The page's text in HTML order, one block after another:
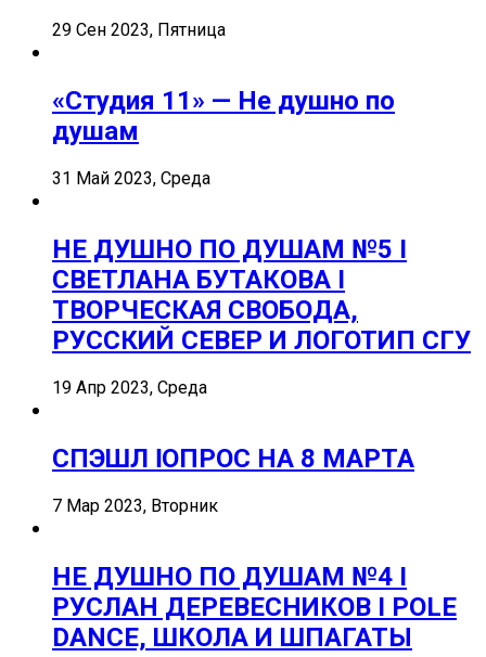
29 Сен 2023, Пятница
«Студия 11» — Не душно по
душам
31 Май 2023, Среда
НЕ ДУШНО ПО ДУШАМ №5 I
СВЕТЛАНА БУТАКОВА I
ТВОРЧЕСКАЯ СВОБОДА,
РУССКИЙ СЕВЕР И ЛОГОТИП СГУ
19 Апр 2023, Среда
СПЭШЛ ӏ ОПРОС НА 8 МАРТА
7 Мар 2023, Вторник
НЕ ДУШНО ПО ДУШАМ №4 I
РУСЛАН ДЕРЕВЕСНИКОВ I POLE
DANCE, ШКОЛА И ШПАГАТЫ